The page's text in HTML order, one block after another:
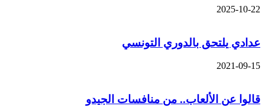
2025-10-22
عدادي يلتحق بالدوري التونسي
2021-09-15
قالوا عن الألعاب.. من منافسات الجيدو